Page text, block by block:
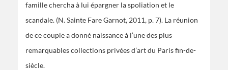
famille chercha à lui épargner la spoliation et le
scandale. (N. Sainte Fare Garnot, 2011, p. 7). La réunion
de ce couple a donné naissance à l’une des plus
remarquables collections privées d’art du Paris fin-de-
siècle.